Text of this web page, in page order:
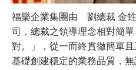
福樂企業集團由 劉總裁 金
司，總裁之領導理念相對簡
對。」，從一而終貫徹簡單
基礎創建穩定的業務品質，